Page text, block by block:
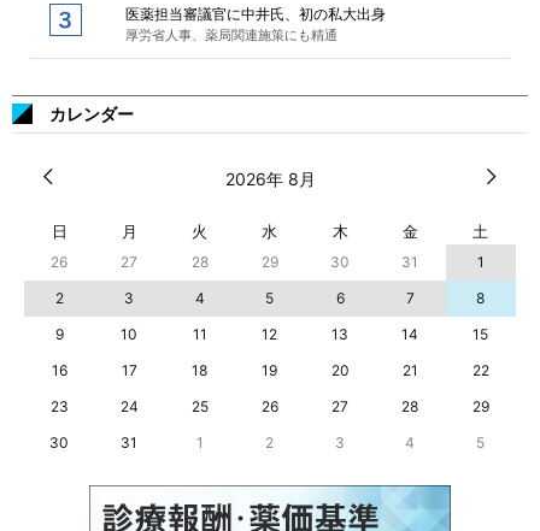
医薬担当審議官に中井氏、初の私大出身
厚労省人事、薬局関連施策にも精通
カレンダー
2026年 8月
日 月 火 水 木 金 土
26 27 28 29 30 31
1
2
3 4 5 6 7
8
9
10 11 12 13 14
15
16
17 18 19 20 21
22
23
24 25 26 27 28
29
30
31 1 2 3 4 5